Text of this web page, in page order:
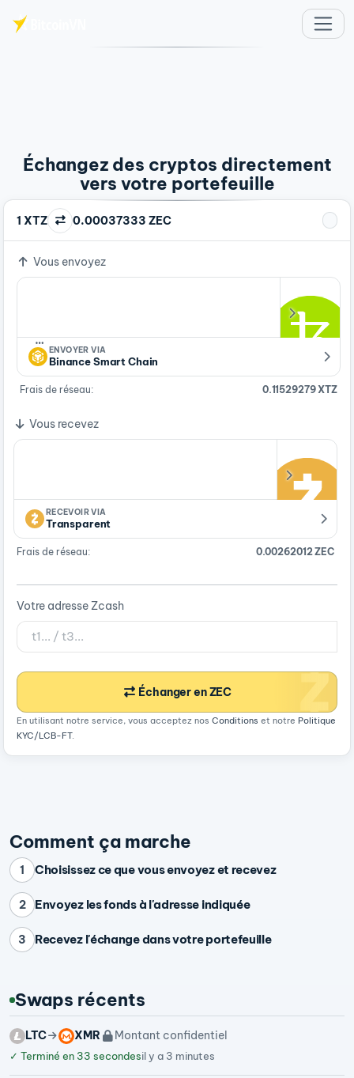
Échangez des cryptos directement
vers votre portefeuille
1 XTZ 0.00037333 ZEC
Vous envoyez
…
ENVOYER VIA
Binance Smart Chain
Frais de réseau: 0.11529279 XTZ
Vous recevez
RECEVOIR VIA
Transparent
Frais de réseau: 0.00262012 ZEC
Votre adresse Zcash
Échanger en ZEC
En utilisant notre service, vous acceptez nos Conditions et notre Politique
KYC/LCB-FT.
Comment ça marche
1 Choisissez ce que vous envoyez et recevez
2 Envoyez les fonds à l'adresse indiquée
3 Recevez l'échange dans votre portefeuille
Swaps récents
LTC XMR Montant confidentiel
✓ Terminé en 33 secondesil y a 3 minutes